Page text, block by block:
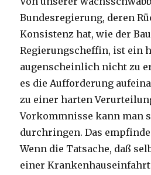
Bundesregierung, deren
Konsistenz hat, wie der
Regierungscheffin, ist ein
augenscheinlich nicht zu
es die Aufforderung
zu einer harten
Vorkommnisse kann man
durchringen. Das
Wenn die Tatsache, daß
einer